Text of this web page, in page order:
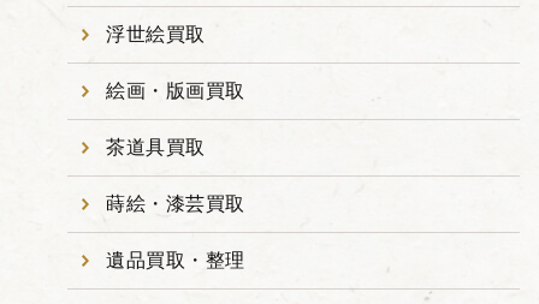
浮世絵買取
絵画・版画買取
茶道具買取
蒔絵・漆芸買取
遺品買取・整理